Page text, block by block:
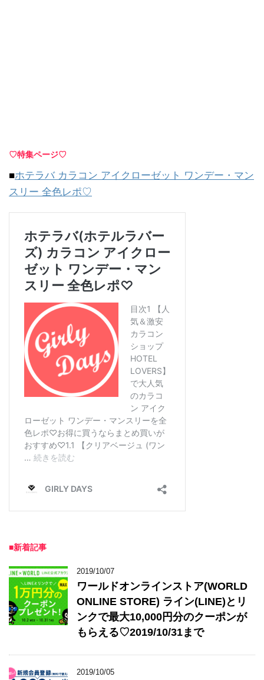
♡特集ページ♡
■ホテラバ カラコン アイクローゼット ワンデー・マン
スリー 全色レポ♡
■新着記事
2019/10/07
ワールドオンラインストア(WORLD
ONLINE STORE) ライン(LINE)とリ
ンクで最大10,000円分のクーポンが
もらえる♡2019/10/31まで
2019/10/05